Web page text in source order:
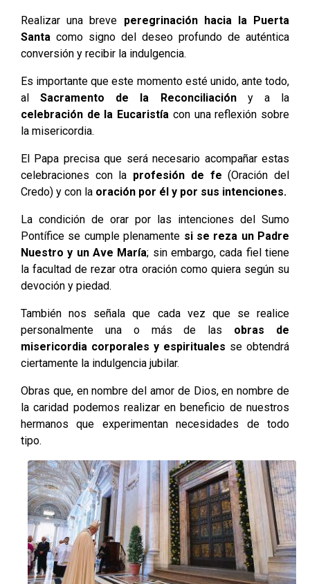
Realizar una breve peregrinación hacia la Puerta
Santa como signo del deseo profundo de auténtica
conversión y recibir la indulgencia.
Es importante que este momento esté unido, ante todo,
alSacramento de la Reconciliacióny a la
celebración de la Eucaristía con una reflexión sobre
la misericordia.
El Papa precisa que será necesario acompañar estas
celebraciones con la profesión de fe(Oración del
Credo) y con la oración por él y por sus intenciones.
La condición de orar por las intenciones del Sumo
Pontífice se cumple plenamente si se reza un Padre
Nuestro y un Ave María; sin embargo, cada fiel tiene
la facultad de rezar otra oración como quiera según su
devoción y piedad.
También nos señala que cada vez que se realice
personalmente una o más de las obras de
misericordia corporales y espirituales se obtendrá
ciertamente la indulgencia jubilar.
Obras que, en nombre del amor de Dios, en nombre de
la caridad podemos realizar en beneficio de nuestros
hermanos que experimentan necesidades de todo
tipo.